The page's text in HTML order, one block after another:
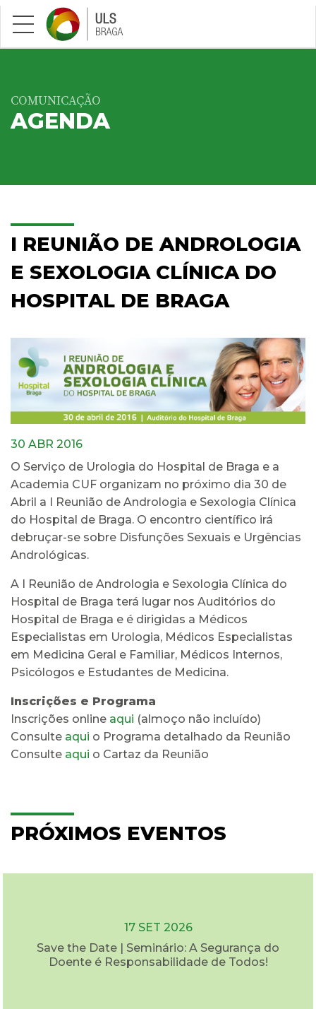
Saltar para conteúdo principal
COMUNICAÇÃO
AGENDA
I REUNIÃO DE ANDROLOGIA
E SEXOLOGIA CLÍNICA DO
HOSPITAL DE BRAGA
30 ABR 2016
O Serviço de Urologia do Hospital de Braga e a
Academia CUF organizam no próximo dia 30 de
Abril a I Reunião de Andrologia e Sexologia Clínica
do Hospital de Braga. O encontro científico irá
debruçar-se sobre Disfunções Sexuais e Urgências
Andrológicas.
A I Reunião de Andrologia e Sexologia Clínica do
Hospital de Braga terá lugar nos Auditórios do
Hospital de Braga e é dirigidas a Médicos
Especialistas em Urologia, Médicos Especialistas
em Medicina Geral e Familiar, Médicos Internos,
Psicólogos e Estudantes de Medicina.
Inscrições e Programa
Inscrições online aqui (almoço não incluído)
Consulte aqui o Programa detalhado da Reunião
Consulte aqui o Cartaz da Reunião
PRÓXIMOS EVENTOS
17 SET 2026
Save the Date | Seminário: A Segurança do
Doente é Responsabilidade de Todos!